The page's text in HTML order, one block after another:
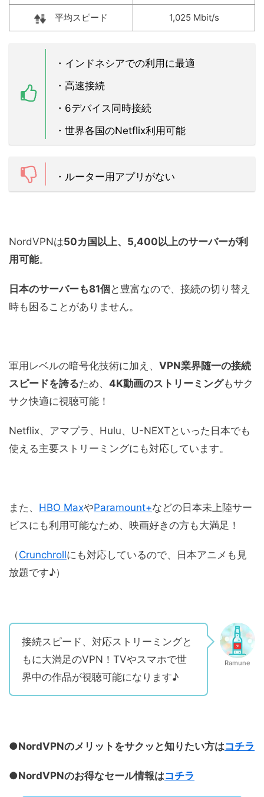
平均スピード 1,025 Mbit/s
・インドネシアでの利用に最適
・高速接続
・6デバイス同時接続
・世界各国のNetflix利用可能
・ルーター用アプリがない
NordVPNは50カ国以上、5,400以上のサーバーが利
用可能。
日本のサーバーも81個 と豊富なので、接続の切り替え
時も困ることがありません。
軍用レベルの暗号化技術に加え、 VPN業界随一の接続
スピードを誇るため、 4K動画のストリーミングもサク
サク快適に視聴可能！
Netflix、アマプラ、Hulu、U-NEXTといった日本でも
使える主要ストリーミングにも対応しています。
また、 HBO MaxやParamount+などの日本未上陸サー
ビスにも利用可能なため、映画好きの方も大満足！
（Crunchrollにも対応しているので、日本アニメも見
放題です♪）
接続スピード、対応ストリーミングと
もに大満足のVPN！TVやスマホで世
界中の作品が視聴可能になります♪
Ramune
●NordVPNのメリットをサクッと知りたい方はコチラ
●NordVPNのお得なセール情報はコチラ